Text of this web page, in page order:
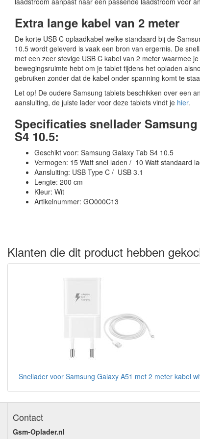
Extra lange kabel van 2 meter
De korte USB C oplaadkabel welke standaard bij de
10.5 wordt geleverd is vaak een bron van ergernis. De
met een zeer stevige USB C kabel van 2 meter waarmee
bewegingsruimte hebt om je tablet tijdens het opladen
gebruiken zonder dat de kabel onder spanning komt te
Let op! De oudere Samsung tablets beschikken over een
aansluiting, de juiste lader voor deze tablets vindt je hier.
Specificaties snellader Samsung
S4 10.5:
Geschikt voor: Samsung Galaxy Tab S4 10.5
Vermogen: 15 Watt snel laden / 10 Watt standaard
Aansluiting: USB Type C / USB 3.1
Lengte: 200 cm
Kleur: Wit
Artikelnummer: GO000C13
Klanten die dit product hebben
Snellader voor Samsung Galaxy A51 met 2 meter kabel
Contact
Gsm-Oplader.nl